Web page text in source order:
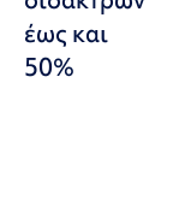
έως και
50%